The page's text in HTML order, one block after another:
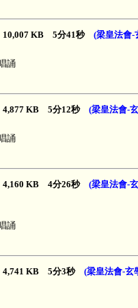
10,007 KB 5分41秒 (梁皇法會-
誦
4,877 KB 5分12秒 (梁皇法會-
誦
4,160 KB 4分26秒 (梁皇法會-
誦
4,741 KB 5分3秒 (梁皇法會-玄